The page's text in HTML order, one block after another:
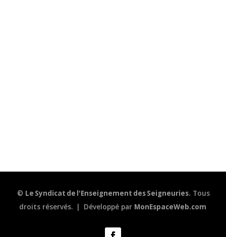
© Le Syndicat de l'Enseignement des Seigneuries. Tous
droits réservés.
Développé par MonEspaceWeb.com